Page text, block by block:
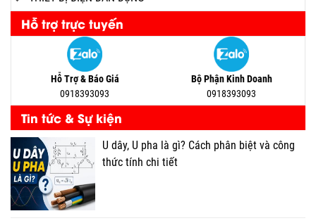
Hỗ trợ trực tuyến
Hỗ Trợ & Báo Giá
0918393093
Bộ Phận Kinh Doanh
0918393093
Tin tức & Sự kiện
U dây, U pha là gì? Cách phân biệt và công
thức tính chi tiết